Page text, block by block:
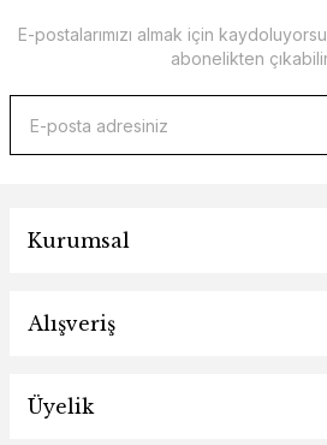
E-postalarımızı almak için
abonelikten
Kurumsal
Alışveriş
Üyelik